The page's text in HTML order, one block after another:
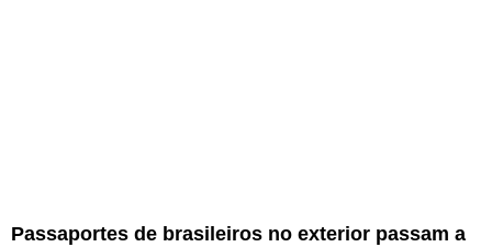
Passaportes de brasileiros no exterior passam a